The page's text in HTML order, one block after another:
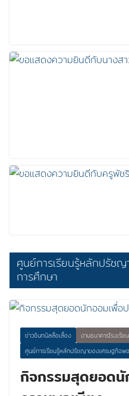
ศูนย์การเรียนรู้หลักปรัช
การศึกษา
ข่าวอินทนิลลือเลื่อง
งานธนาคารโรงเรียน
ศูนย์การเรียนรู้หลักปรัชญาของเศรษฐกิจพ
กิจกรรมสุดยอด